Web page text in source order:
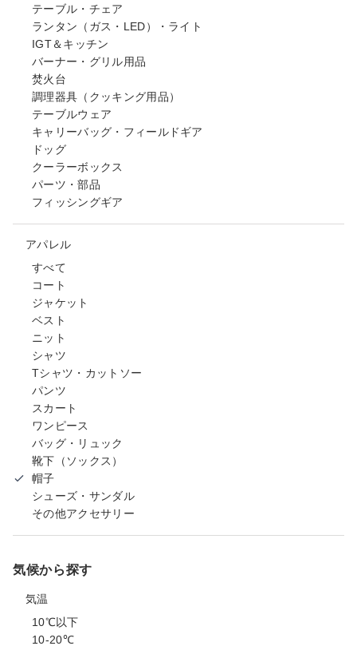
テーブル・チェア
ランタン（ガス・LED）・ライト
IGT＆キッチン
バーナー・グリル用品
焚火台
調理器具（クッキング用品）
テーブルウェア
キャリーバッグ・フィールドギア
ドッグ
クーラーボックス
パーツ・部品
フィッシングギア
アパレル
すべて
コート
ジャケット
ベスト
ニット
シャツ
Tシャツ・カットソー
パンツ
スカート
ワンピース
バッグ・リュック
靴下（ソックス）
帽子
シューズ・サンダル
その他アクセサリー
気候から探す
気温
10℃以下
10-20℃